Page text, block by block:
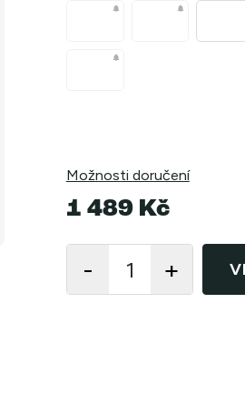
Možnosti doručení
1 489 Kč